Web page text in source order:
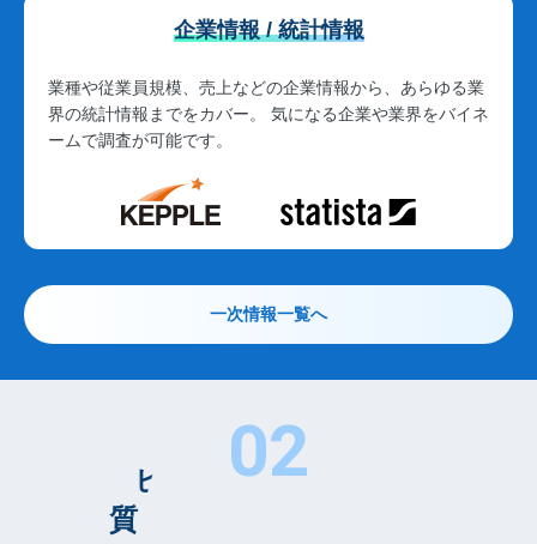
企業情報 / 統計情報
業種や従業員規模、売上などの企業情報から、あらゆる業
界の統計情報までをカバー。 気になる企業や業界をバイネ
ームで調査が可能です。
一次情報一覧へ
02
ビジネスリサーチの
質と効率を圧倒的に向上